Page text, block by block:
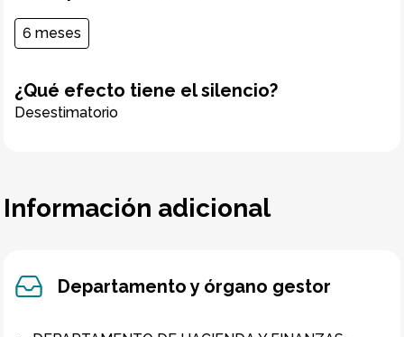
6 meses
¿Qué efecto tiene el silencio?
Desestimatorio
Información adicional
Departamento y órgano gestor